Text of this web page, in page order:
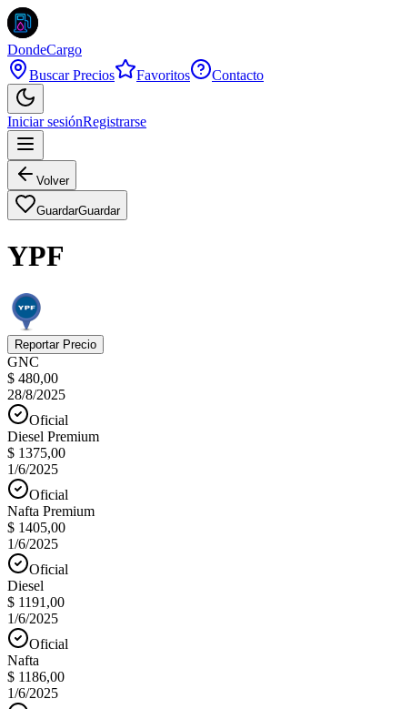
DondeCargo
Buscar Precios
Favoritos Contacto
Iniciar sesiónRegistrarse
Volver
GuardarGuardar
YPF
Reportar Precio
GNC
$ 480,00
28/8/2025
Oficial
Diesel Premium
$ 1375,00
1/6/2025
Oficial
Nafta Premium
$ 1405,00
1/6/2025
Oficial
Diesel
$ 1191,00
1/6/2025
Oficial
Nafta
$ 1186,00
1/6/2025